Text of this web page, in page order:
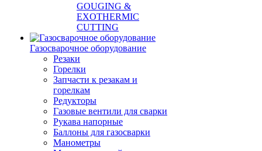
GOUGING &
EXOTHERMIC
CUTTING
Газосварочное оборудование
Резаки
Горелки
Запчасти к резакам и
горелкам
Редукторы
Газовые вентили для сварки
Рукава напорные
Баллоны для газосварки
Манометры